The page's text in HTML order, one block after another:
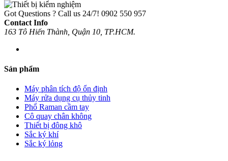
Got Questions ? Call us 24/7! 0902 550 957
Contact Info
163 Tô Hiến Thành, Quận 10, TP.HCM.
Sản phẩm
Máy phân tích độ ổn định
Máy rửa dụng cụ thủy tinh
Phổ Raman cầm tay
Cô quay chân không
Thiết bị đông khô
Sắc ký khí
Sắc ký lỏng